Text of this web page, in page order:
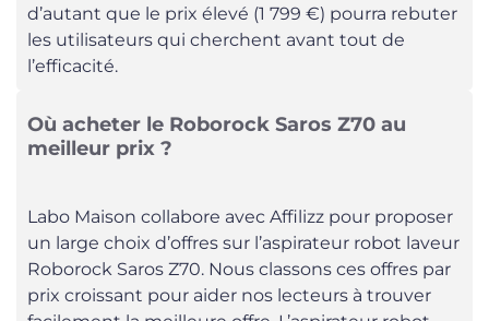
d’autant que le prix élevé (1 799 €) pourra rebuter
les utilisateurs qui cherchent avant tout de
l’efficacité.
Où acheter le Roborock Saros Z70 au
meilleur prix ?
Labo Maison collabore avec Affilizz pour proposer
un large choix d’offres sur l’aspirateur robot laveur
Roborock Saros Z70. Nous classons ces offres par
prix croissant pour aider nos lecteurs à trouver